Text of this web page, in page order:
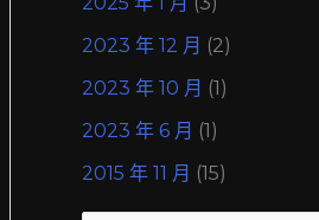
2023 年 12 月 (2)
2023 年 10 月 (1)
2023 年 6 月 (1)
2015 年 11 月 (15)